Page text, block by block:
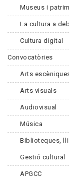
Museus i
La cultura a
Cultura digital
Convocatòries
Arts
Arts visuals
Audiovisual
Música
Biblioteques,
Gestió cultural
APGCC